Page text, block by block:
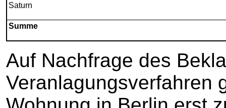
Saturn
Summe
Auf Nachfrage des
Veranlagungsverfahren